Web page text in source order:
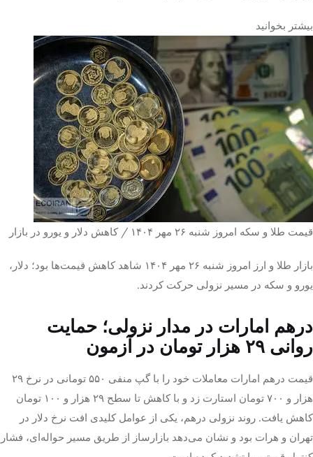
بیشتر بخوانید
قیمت طلا و سکه امروز شنبه ۲۶ مهر ۱۴۰۴ / کاهش دلار و یورو در بازار
بازار طلا و ارز امروز شنبه ۲۶ مهر ۱۴۰۴ شاهد کاهش قیمت‌ها بود؛ دلار،
یورو و سکه در مسیر نزولی حرکت کردند.
درهم امارات در مدار نزولی؛ حمایت
روانی ۲۹ هزار تومان در آزمون
قیمت درهم امارات معاملات خود را با گپ منفی ۵۵۰ تومانی در نرخ ۲۹
هزار و ۷۰۰ تومان استارت زد و با کاهش تا سطح ۲۹ هزار و ۱۰۰ تومان
کاهش یافت. روند نزولی درهم، یکی از عوامل کلیدی افت نرخ دلار در
تهران و هرات بود و نشان می‌دهد بازارساز از طریق مسیر حواله‌ای، فشار